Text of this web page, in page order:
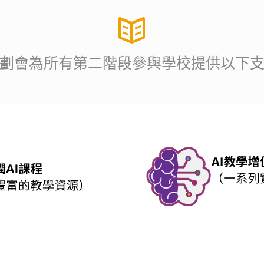
會為所有第二階段參與學校提供以下